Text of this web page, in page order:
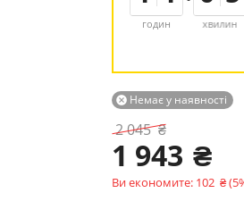
годин хвилин
Немає у наявності

2 045₴
1 943 ₴
Ви економите: 102 ₴(5